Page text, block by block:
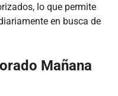
lo que permite
en busca de
Mañana